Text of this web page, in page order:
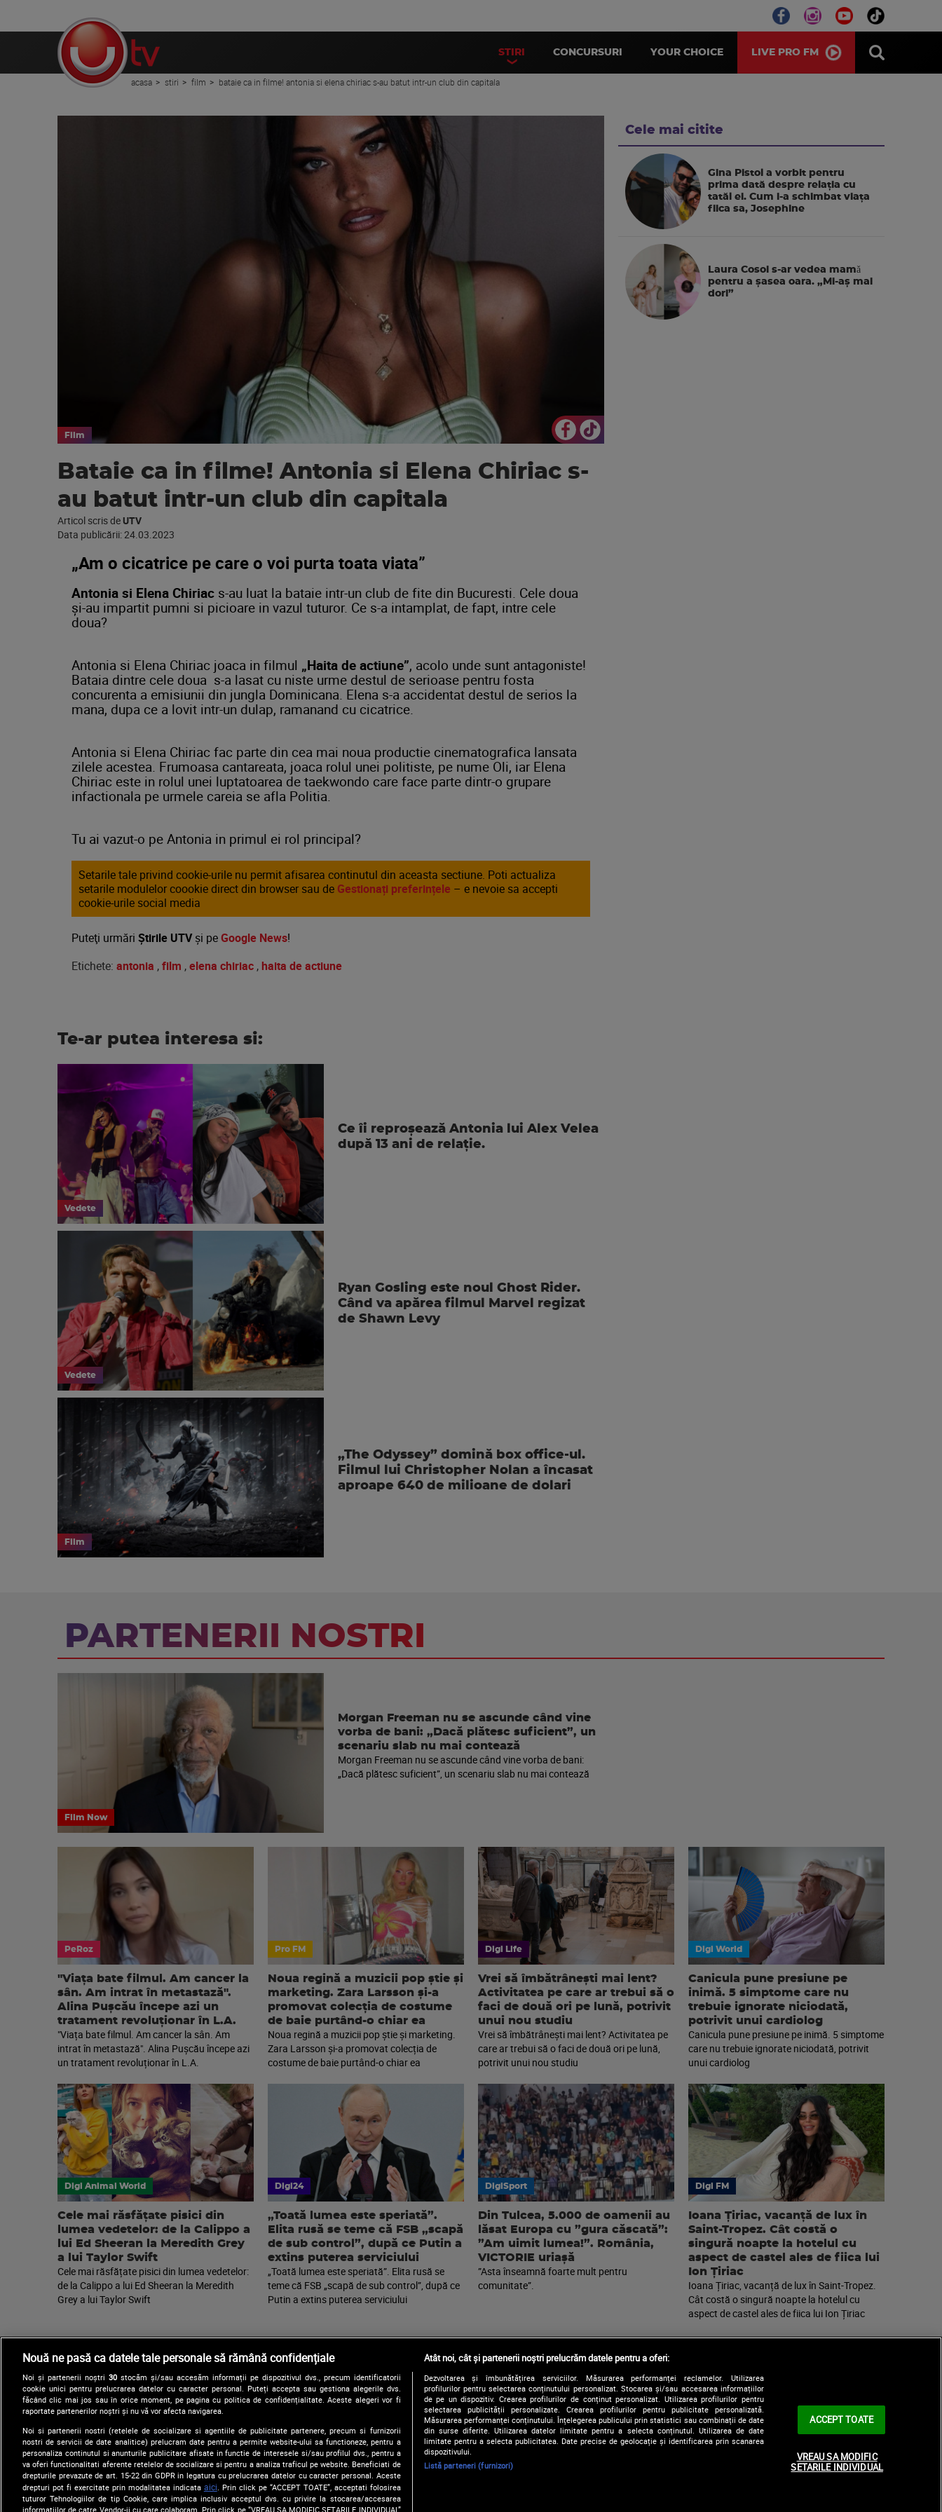
STIRI CONCURSURI YOUR CHOICE LIVE PRO FM
acasa stiri film bataie ca in filme! antonia si elena chiriac s-au batut intr-un club din capitala
Film
Bataie ca in filme! Antonia si Elena Chiriac s-
au batut intr-un club din capitala
Articol scris de UTV
Data publicării:24.03.2023
„Am o cicatrice pe care o voi purta toata viata”
Antonia si Elena Chiriac s-au luat la bataie intr-un club de fite din Bucuresti. Cele doua
și-au impartit pumni si picioare in vazul tuturor. Ce s-a intamplat, de fapt, intre cele
doua?
Antonia si Elena Chiriac joaca in filmul „Haita de actiune”, acolo unde sunt antagoniste!
Bataia dintre cele doua s-a lasat cu niste urme destul de serioase pentru fosta
concurenta a emisiunii din jungla Dominicana. Elena s-a accidentat destul de serios la
mana, dupa ce a lovit intr-un dulap, ramanand cu cicatrice.
Antonia si Elena Chiriac fac parte din cea mai noua productie cinematografica lansata
zilele acestea. Frumoasa cantareata, joaca rolul unei politiste, pe nume Oli, iar Elena
Chiriac este in rolul unei luptatoarea de taekwondo care face parte dintr-o grupare
infactionala pe urmele careia se afla Politia.
Tu ai vazut-o pe Antonia in primul ei rol principal?
Setarile tale privind cookie-urile nu permit afisarea continutul din aceasta sectiune. Poti actualiza
setarile modulelor coookie direct din browser sau de Gestionați preferințele – e nevoie sa accepti
cookie-urile social media
Puteţi urmări Știrile UTVşi peGoogle News!
Etichete: antonia ,film ,elena chiriac , haita de actiune
Cele mai citite
Gina Pistol a vorbit pentru
prima dată despre relația cu
tatăl ei. Cum i-a schimbat viața
fiica sa, Josephine
Laura Cosoi s-ar vedea mamǎ
pentru a şasea oara. „Mi-aș mai
dori”
Te-ar putea interesa si:
Vedete
Ce îi reproșează Antonia lui Alex Velea
după 13 ani de relație.
Vedete
Ryan Gosling este noul Ghost Rider.
Când va apărea filmul Marvel regizat
de Shawn Levy
Film
„The Odyssey” domină box office-ul.
Filmul lui Christopher Nolan a încasat
aproape 640 de milioane de dolari
PARTENERII NOSTRI
Film Now
Morgan Freeman nu se ascunde când vine
vorba de bani: „Dacă plătesc suficient”, un
scenariu slab nu mai contează
Morgan Freeman nu se ascunde când vine vorba de bani:
„Dacă plătesc suficient”, un scenariu slab nu mai contează
PeRoz
"Viața bate filmul. Am cancer la
sân. Am intrat în metastază".
Alina Pușcău începe azi un
tratament revoluționar în L.A.
"Viața bate filmul. Am cancer la sân. Am
intrat în metastază". Alina Pușcău începe azi
un tratament revoluționar în L.A.
Pro FM
Noua regină a muzicii pop știe și
marketing. Zara Larsson și-a
promovat colecția de costume
de baie purtând-o chiar ea
Noua regină a muzicii pop știe și marketing.
Zara Larsson și-a promovat colecția de
costume de baie purtând-o chiar ea
Digi Life
Vrei să îmbătrânești mai lent?
Activitatea pe care ar trebui să o
faci de două ori pe lună, potrivit
unui nou studiu
Vrei să îmbătrânești mai lent? Activitatea pe
care ar trebui să o faci de două ori pe lună,
potrivit unui nou studiu
Digi World
Canicula pune presiune pe
inimă. 5 simptome care nu
trebuie ignorate niciodată,
potrivit unui cardiolog
Canicula pune presiune pe inimă. 5 simptome
care nu trebuie ignorate niciodată, potrivit
unui cardiolog
Digi Animal World
Cele mai răsfățate pisici din
lumea vedetelor: de la Calippo a
lui Ed Sheeran la Meredith Grey
a lui Taylor Swift
Cele mai răsfățate pisici din lumea vedetelor:
de la Calippo a lui Ed Sheeran la Meredith
Grey a lui Taylor Swift
Digi24
„Toată lumea este speriată”.
Elita rusă se teme că FSB „scapă
de sub control”, după ce Putin a
extins puterea serviciului
„Toată lumea este speriată”. Elita rusă se
teme că FSB „scapă de sub control”, după ce
Putin a extins puterea serviciului
DigiSport
Din Tulcea, 5.000 de oamenii au
lăsat Europa cu ”gura căscată”:
”Am uimit lumea!”. România,
VICTORIE uriașă
”Asta înseamnă foarte mult pentru
comunitate”.
Digi FM
Ioana Țiriac, vacanță de lux în
Saint-Tropez. Cât costă o
singură noapte la hotelul cu
aspect de castel ales de fiica lui
Ion Țiriac
Ioana Țiriac, vacanță de lux în Saint-Tropez.
Cât costă o singură noapte la hotelul cu
aspect de castel ales de fiica lui Ion Țiriac
Urmărește-ne și pe:
Copyright © 2026 / DIGI ROMANIA S.A.
Arhiva
Comunicate de presă Politica de confidentialitate Termeni si conditii Gestionați preferințele| Contact/Info Codul etic
Nouă ne pasă ca datele tale personale să rămână confidențiale
Noi și partenerii noștri 30stocăm și/sau accesăm informații pe dispozitivul dvs., precum identificatorii
cookie unici pentru prelucrarea datelor cu caracter personal. Puteți accepta sau gestiona alegerile dvs.
făcând clic mai jos sau în orice moment, pe pagina cu politica de confidențialitate. Aceste alegeri vor fi
raportate partenerilor noștri și nu vă vor afecta navigarea.
Noi si partenerii nostri (retelele de socializare si agentiile de publicitate partenere, precum si furnizorii
nostri de servicii de date analitice) prelucram date pentru a permite website-ului sa functioneze, pentru a
personaliza continutul si anunturile publicitare afisate in functie de interesele si/sau profilul dvs., pentru a
va oferi functionalitati aferente retelelor de socializare si pentru a analiza traficul pe website. Beneficiati de
drepturile prevazute de art. 15-22 din GDPR in legatura cu prelucrarea datelor cu caracter personal. Aceste
drepturi pot fi exercitate prin modalitatea indicata aici . Prin click pe “ACCEPT TOATE”, acceptati folosirea
tuturor Tehnologiilor de tip Cookie, care implica inclusiv acceptul dvs. cu privire la stocarea/accesarea
informatiilor de catre Vendor-ii cu care colaboram. Prin click pe “VREAU SA MODIFIC SETARILE INDIVIDUAL”
Atât noi, cât și partenerii noștri prelucrăm datele pentru a oferi:
Dezvoltarea și îmbunătățirea serviciilor. Măsurarea performanței reclamelor. Utilizarea
profilurilor pentru selectarea conținutului personalizat. Stocarea și/sau accesarea informațiilor
de pe un dispozitiv. Crearea profilurilor de conținut personalizat. Utilizarea profilurilor pentru
selectarea publicității personalizate. Crearea profilurilor pentru publicitate personalizată.
Măsurarea performanței conținutului. Înțelegerea publicului prin statistici sau combinații de date
din surse diferite. Utilizarea datelor limitate pentru a selecta conținutul. Utilizarea de date
limitate pentru a selecta publicitatea. Date precise de geolocație și identificarea prin scanarea
dispozitivului.
Listă parteneri (furnizori)
ACCEPT TOATE
VREAU SA MODIFIC
SETARILE INDIVIDUAL